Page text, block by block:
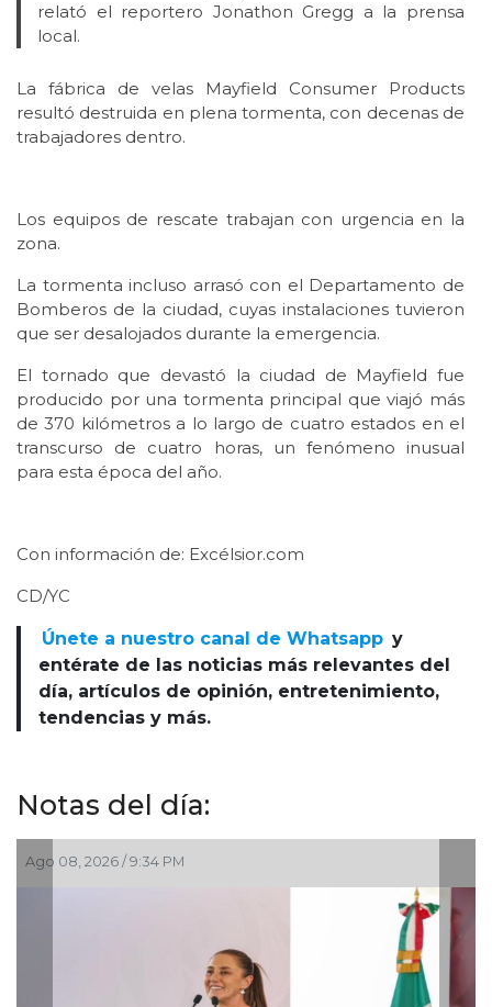
relató el reportero Jonathon Gregg a la prensa
local.
La fábrica de velas Mayfield Consumer Products
resultó destruida en plena tormenta, con decenas de
trabajadores dentro.
Los equipos de rescate trabajan con urgencia en la
zona.
La tormenta incluso arrasó con el Departamento de
Bomberos de la ciudad, cuyas instalaciones tuvieron
que ser desalojados durante la emergencia.
El tornado que devastó la ciudad de Mayfield fue
producido por una tormenta principal que viajó más
de 370 kilómetros a lo largo de cuatro estados en el
transcurso de cuatro horas, un fenómeno inusual
para esta época del año.
Con información de: Excélsior.com
CD/YC
Únete a nuestro canal de Whatsapp y
entérate de las noticias más relevantes del
día, artículos de opinión, entretenimiento,
tendencias y más.
Notas del día:
2026 / 9:34 PM